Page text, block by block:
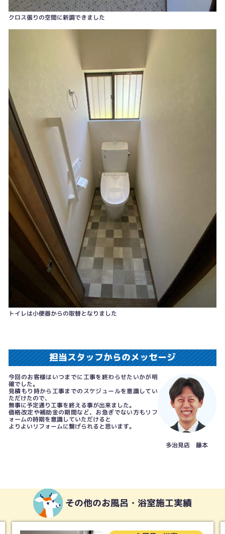
クロス張りの空間に新調できました
トイレは小便器からの取替となりました
担当スタッフからのメッセージ
今回のお客様はいつまでに工事を終わらせたいかが明
確でした。
見積もり時から工事までのスケジュールを意識してい
ただけたので、
無事に予定通り工事を終える事が出来ました。
価格改定や補助金の期間など、お急ぎでない方もリフ
ォームの時期を意識していただけると
よりよいリフォームに繋げられると思います。
多治見店 藤本
その他のお風呂・浴室施工実績